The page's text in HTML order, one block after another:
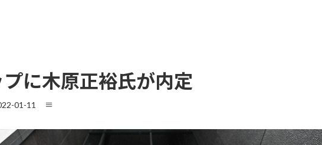
に木原正裕氏が内定
01-11 ≡